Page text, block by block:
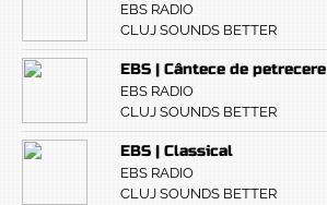
EBS RADIO
CLUJ SOUNDS BETTER
EBS | Cântece de petrecere
EBS RADIO
CLUJ SOUNDS BETTER
EBS | Classical
EBS RADIO
CLUJ SOUNDS BETTER